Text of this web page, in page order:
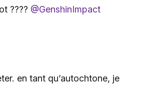
???? @GenshinImpact
en tant qu’autochtone, je